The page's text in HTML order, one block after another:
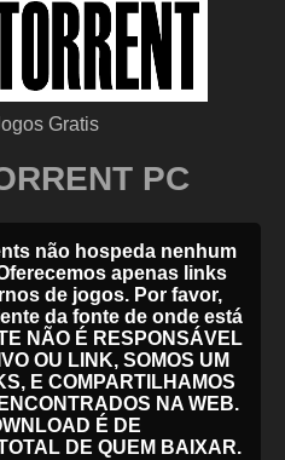
Gratis
PC
não hospeda nenhum
apenas links
de jogos. Por favor,
da fonte de onde está
NÃO É RESPONSÁVEL
OU LINK, SOMOS UM
E COMPARTILHAMOS
NA WEB.
É DE
DE QUEM BAIXAR.